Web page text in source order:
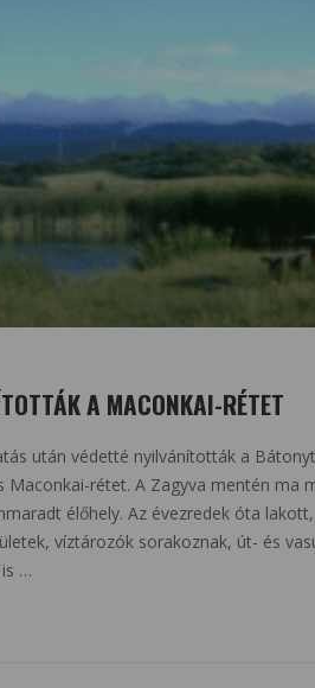
A MACONKAI-RÉTET
után védetté nyilvánították a
Maconkai-rétet. A Zagyva mentén ma
élőhely. Az évezredek óta
víztározók sorakoznak, út- és
…